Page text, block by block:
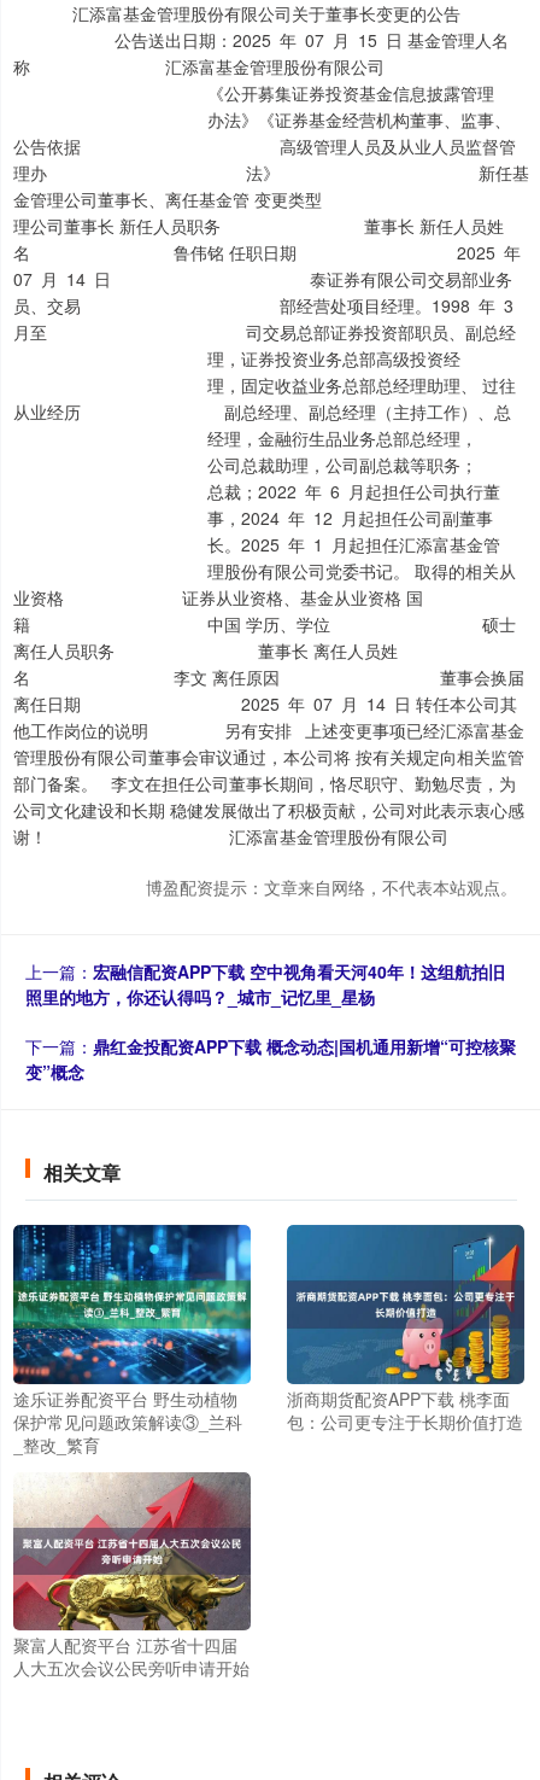
汇添富基金管理股份有限公司关于董事长变更的公告
公告送出日期：2025 年 07 月 15 日 基金管理人名
称 汇添富基金管理股份有限公司
《公开募集证券投资基金信息披露管理
办法》《证券基金经营机构董事、监事、
公告依据 高级管理人员及从业人员监督管
理办 法》 新任基
金管理公司董事长、离任基金管 变更类型
理公司董事长 新任人员职务 董事长 新任人员姓
名 鲁伟铭 任职日期 2025 年
07 月 14 日 泰证券有限公司交易部业务
员、交易 部经营处项目经理。1998 年 3
月至 司交易总部证券投资部职员、副总经
理，证券投资业务总部高级投资经
理，固定收益业务总部总经理助理、 过往
从业经历 副总经理、副总经理（主持工作）、总
经理，金融衍生品业务总部总经理，
公司总裁助理，公司副总裁等职务；
总裁；2022 年 6 月起担任公司执行董
事，2024 年 12 月起担任公司副董事
长。2025 年 1 月起担任汇添富基金管
理股份有限公司党委书记。 取得的相关从
业资格 证券从业资格、基金从业资格 国
籍 中国 学历、学位 硕士
离任人员职务 董事长 离任人员姓
名 李文 离任原因 董事会换届
离任日期 2025 年 07 月 14 日 转任本公司其
他工作岗位的说明 另有安排 上述变更事项已经汇添富基金
管理股份有限公司董事会审议通过，本公司将 按有关规定向相关监管
部门备案。 李文在担任公司董事长期间，恪尽职守、勤勉尽责，为
公司文化建设和长期 稳健发展做出了积极贡献，公司对此表示衷心感
谢！ 汇添富基金管理股份有限公司
博盈配资提示：文章来自网络，不代表本站观点。
上一篇： 宏融信配资APP下载 空中视角看天河40年！这组航拍旧
照里的地方，你还认得吗？_城市_记忆里_星杨
下一篇： 鼎红金投配资APP下载 概念动态|国机通用新增“可控核聚
变”概念
相关文章
途乐证券配资平台 野生动植物
保护常见问题政策解读③_兰科
_整改_繁育
浙商期货配资APP下载 桃李面
包：公司更专注于长期价值打造
聚富人配资平台 江苏省十四届
人大五次会议公民旁听申请开始